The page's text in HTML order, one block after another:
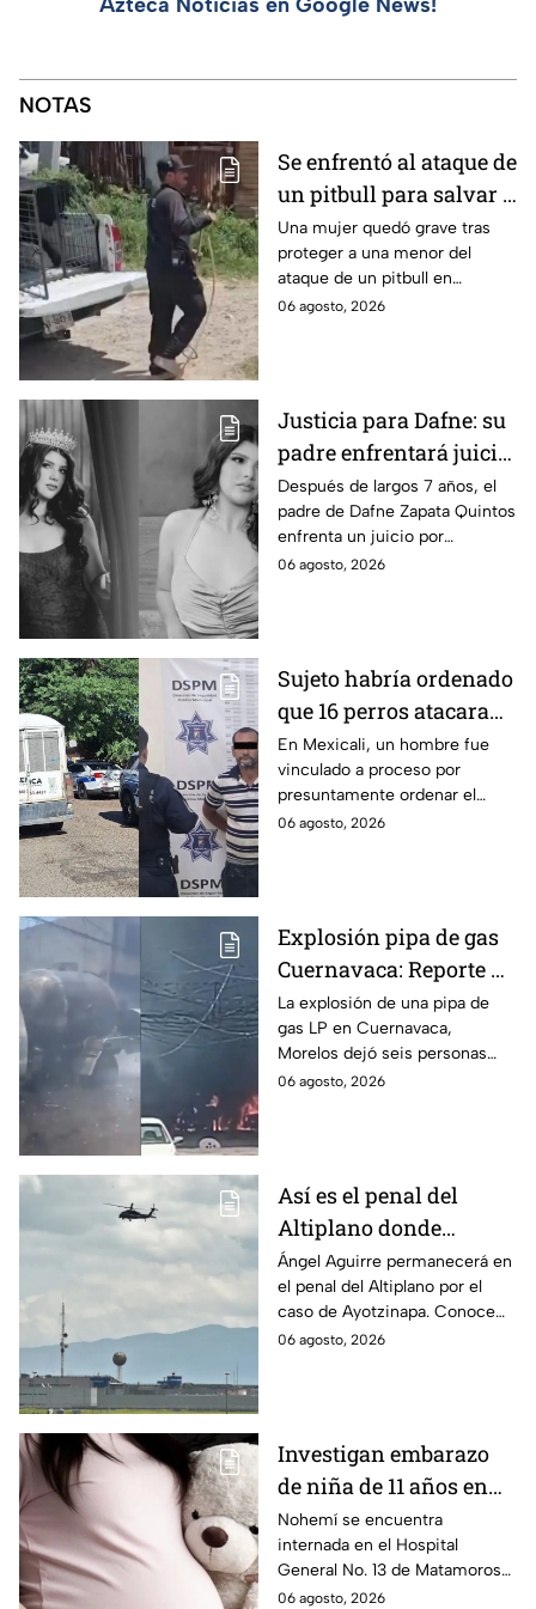
NOTAS
Se enfrentó al ataque de
un pitbull para salvar a
una menor; hoy lucha
por su vida en Zapopan
Una mujer quedó grave tras
proteger a una menor del
ataque de un pitbull en
Zapopan; la víctima sufrió
06 agosto, 2026
Justicia para Dafne: su
padre enfrentará juicio
por presunto abuso
cometido en 2019 en
Tamaulipas
Después de largos 7 años, el
padre de Dafne Zapata Quintos
enfrenta un juicio por
presuntamente abusar de la
06 agosto, 2026
Sujeto habría ordenado
que 16 perros atacaran
a su hermana con
discapacidad en
Mexicali, BC
En Mexicali, un hombre fue
vinculado a proceso por
presuntamente ordenar el
ataque de 16 perros contra su
06 agosto, 2026
Explosión pipa de gas
Cuernavaca: Reporte de
víctimas tras estallido
en Morelos
La explosión de una pipa de
gas LP en Cuernavaca,
Morelos dejó seis personas
hospitalizadas. IMSS informó
06 agosto, 2026
Así es el penal del
Altiplano donde
permanecerá Ángel
Aguirre por caso
Ayotzinapa
Ángel Aguirre permanecerá en
el penal del Altiplano por el
caso de Ayotzinapa. Conoce
dónde está, cómo es esta
06 agosto, 2026
Investigan embarazo
de niña de 11 años en
Matamoros,
Tamaulipas; ¿qué pasó
con Nohemí?
Nohemí se encuentra
internada en el Hospital
General No. 13 de Matamoros
tras complicaciones por un
06 agosto, 2026